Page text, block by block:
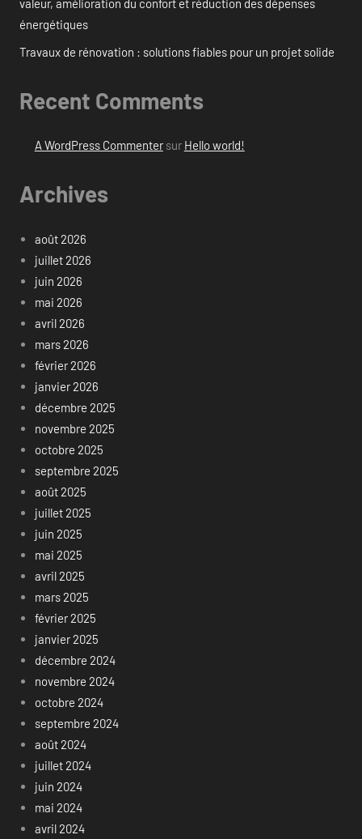
valeur, amélioration du confort et réduction des dépenses
énergétiques
Travaux de rénovation : solutions fiables pour un projet solide
Recent Comments
A WordPress Commentersur Hello world!
Archives
août 2026
juillet 2026
juin 2026
mai 2026
avril 2026
mars 2026
février 2026
janvier 2026
décembre 2025
novembre 2025
octobre 2025
septembre 2025
août 2025
juillet 2025
juin 2025
mai 2025
avril 2025
mars 2025
février 2025
janvier 2025
décembre 2024
novembre 2024
octobre 2024
septembre 2024
août 2024
juillet 2024
juin 2024
mai 2024
avril 2024